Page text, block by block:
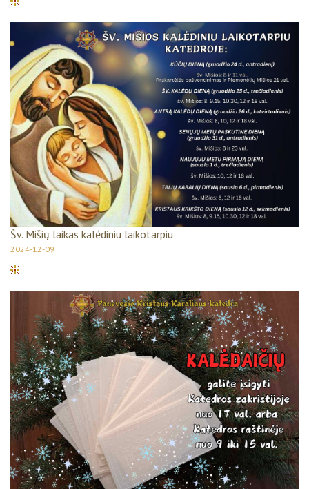
Šv. Mišių laikas kalėdiniu laikotarpiu
2024-12-09